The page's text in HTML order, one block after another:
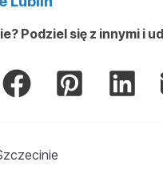
Podziel się z innymi i